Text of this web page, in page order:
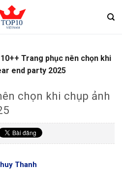
10++ Trang phục nên chọn khi
end party 2025
chọn khi chụp ảnh
Thanh